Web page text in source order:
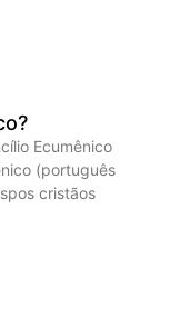
Ecumênico
(português
cristãos